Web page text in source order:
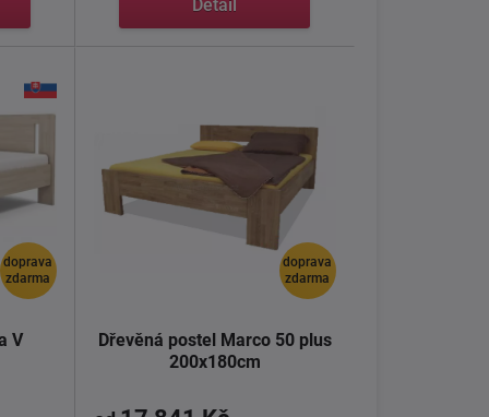
Detail
doprava
zdarma
V
doprava
zdarma
Dřevěná postel Marco 50 plus
200x180cm